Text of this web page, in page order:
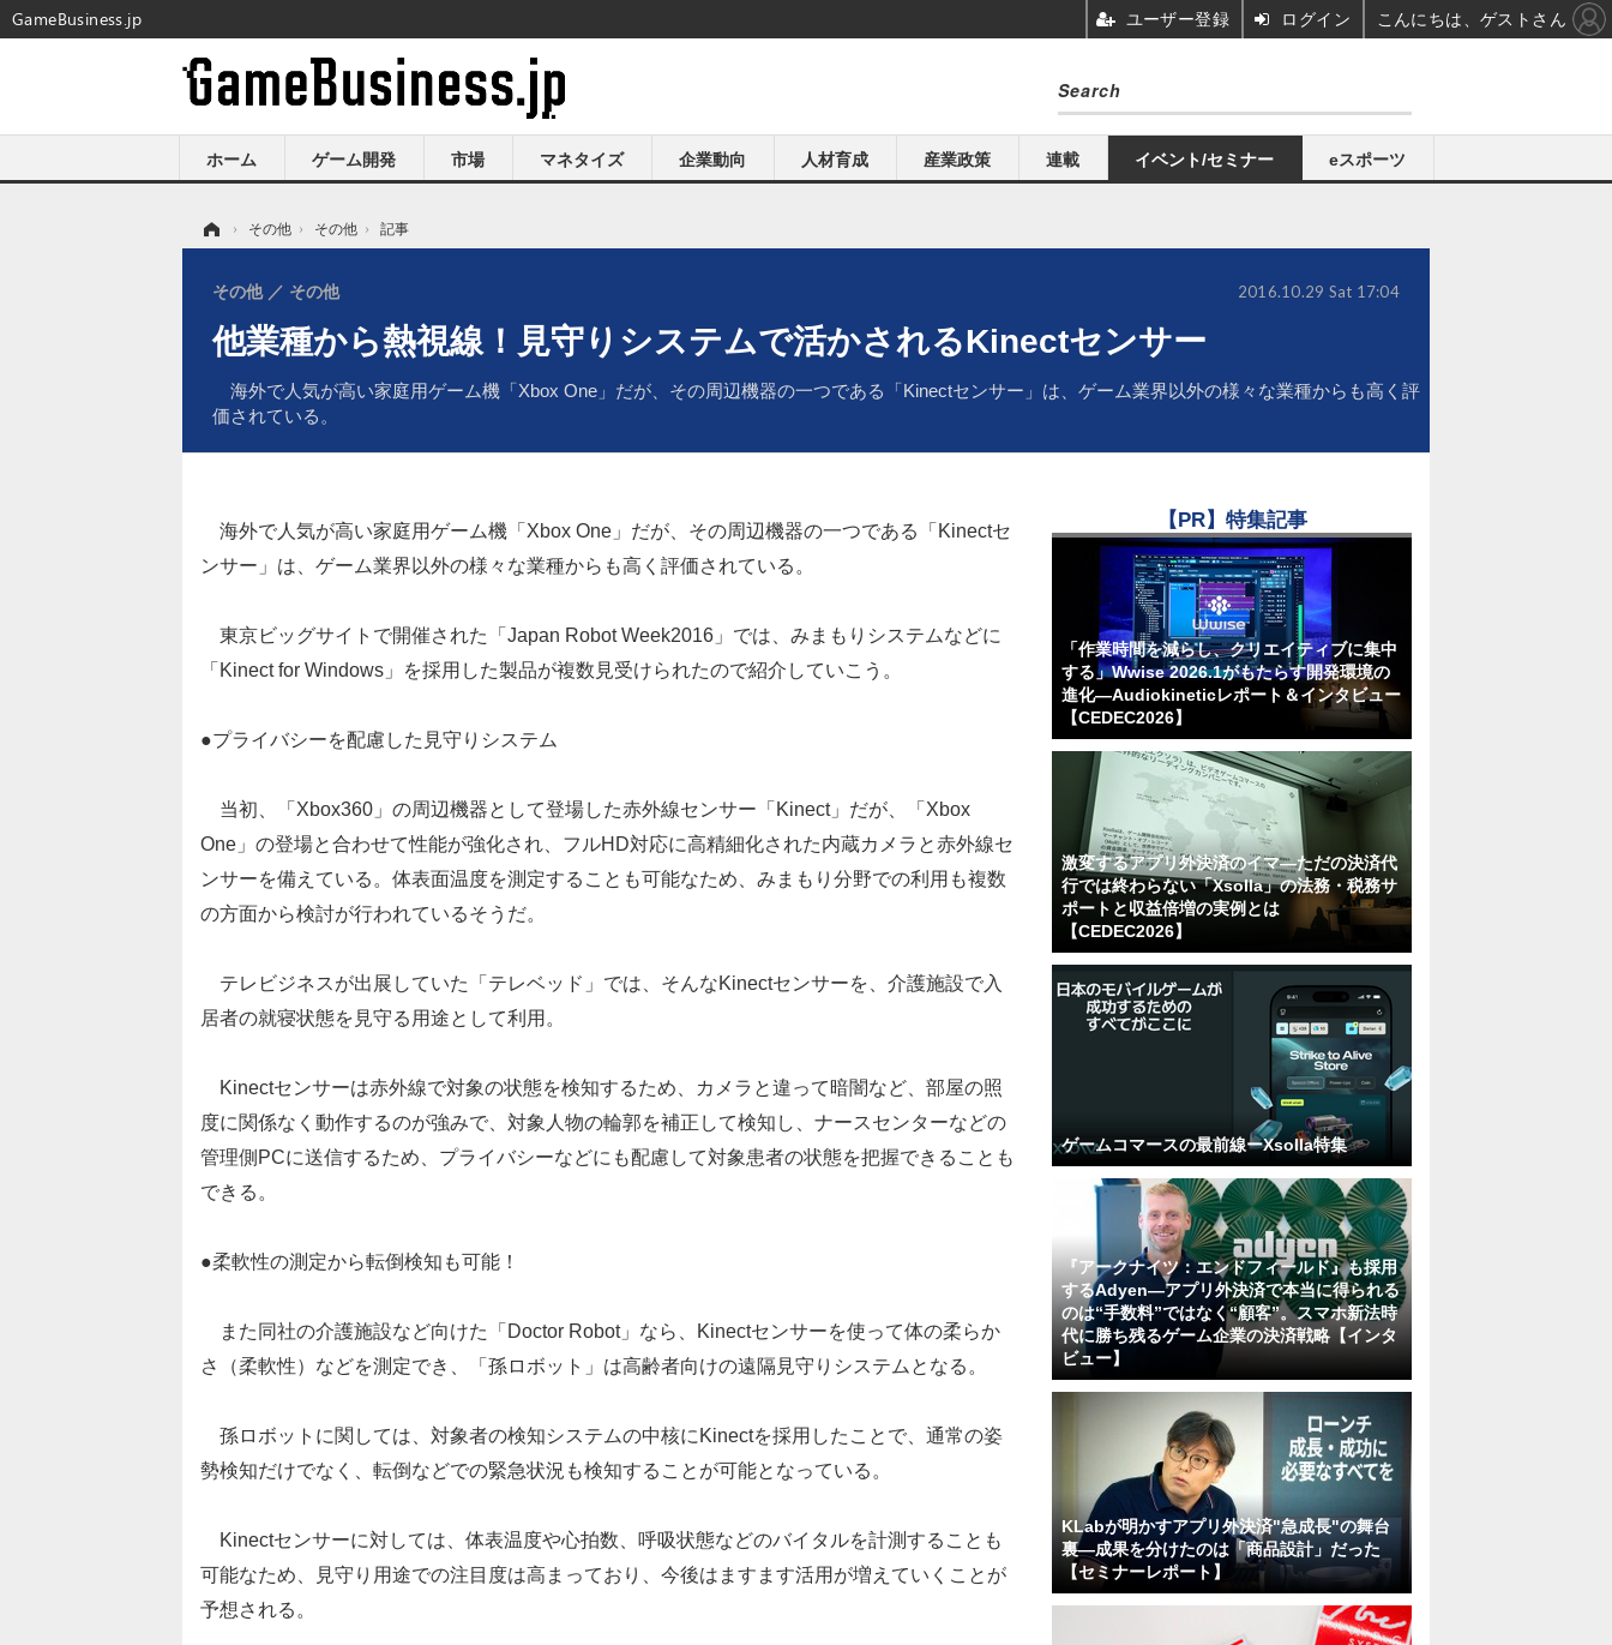
ホーム ゲーム開発 市場 マネタイズ 企業動向 人材育成 産業政策 連載 イベント/セミナー eスポーツ
› その他 › その他 › 記事
他業種から熱視線！見守りシステムで活かされるKinectセンサー
海外で人気が高い家庭用ゲーム機「Xbox One」だが、その周辺機器の一つである「Kinectセンサー」は、ゲーム業界以外の様々な業種からも高く評
価されている。
その他 その他 2016.10.29 Sat 17:04
海外で人気が高い家庭用ゲーム機「Xbox One」だが、その周辺機器の一つである「Kinectセ
ンサー」は、ゲーム業界以外の様々な業種からも高く評価されている。
東京ビッグサイトで開催された「Japan Robot Week2016」では、みまもりシステムなどに
「Kinect for Windows」を採用した製品が複数見受けられたので紹介していこう。
●プライバシーを配慮した見守りシステム
当初、「Xbox360」の周辺機器として登場した赤外線センサー「Kinect」だが、「Xbox
One」の登場と合わせて性能が強化され、フルHD対応に高精細化された内蔵カメラと赤外線セ
ンサーを備えている。体表面温度を測定することも可能なため、みまもり分野での利用も複数
の方面から検討が行われているそうだ。
テレビジネスが出展していた「テレベッド」では、そんなKinectセンサーを、介護施設で入
居者の就寝状態を見守る用途として利用。
Kinectセンサーは赤外線で対象の状態を検知するため、カメラと違って暗闇など、部屋の照
度に関係なく動作するのが強みで、対象人物の輪郭を補正して検知し、ナースセンターなどの
管理側PCに送信するため、プライバシーなどにも配慮して対象患者の状態を把握できることも
できる。
●柔軟性の測定から転倒検知も可能！
また同社の介護施設など向けた「Doctor Robot」なら、Kinectセンサーを使って体の柔らか
さ（柔軟性）などを測定でき、「孫ロボット」は高齢者向けの遠隔見守りシステムとなる。
孫ロボットに関しては、対象者の検知システムの中核にKinectを採用したことで、通常の姿
勢検知だけでなく、転倒などでの緊急状況も検知することが可能となっている。
Kinectセンサーに対しては、体表温度や心拍数、呼吸状態などのバイタルを計測することも
可能なため、見守り用途での注目度は高まっており、今後はますます活用が増えていくことが
予想される。
【PR】特集記事
「作業時間を減らし、クリエイティブに集中
する」Wwise 2026.1がもたらす開発環境の
進化―Audiokineticレポート＆インタビュー
【CEDEC2026】
激変するアプリ外決済のイマ―ただの決済代
行では終わらない「Xsolla」の法務・税務サ
ポートと収益倍増の実例とは
【CEDEC2026】
ゲームコマースの最前線ーXsolla特集
『アークナイツ：エンドフィールド』も採用
するAdyen―アプリ外決済で本当に得られる
のは“手数料”ではなく“顧客”。スマホ新法時
代に勝ち残るゲーム企業の決済戦略【インタ
ビュー】
KLabが明かすアプリ外決済"急成長"の舞台
裏―成果を分けたのは「商品設計」だった
【セミナーレポート】
GameBusiness.jp ユーザー登録 ログイン こんにちは、ゲストさん